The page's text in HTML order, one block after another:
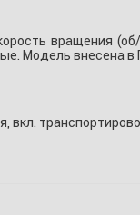
вращения
Модель внесена
вкл.